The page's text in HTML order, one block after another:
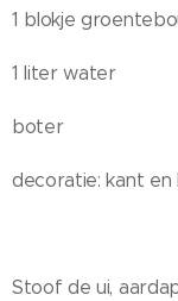
1 blokje
1 liter water
boter
decoratie: kant
Stoof de ui,